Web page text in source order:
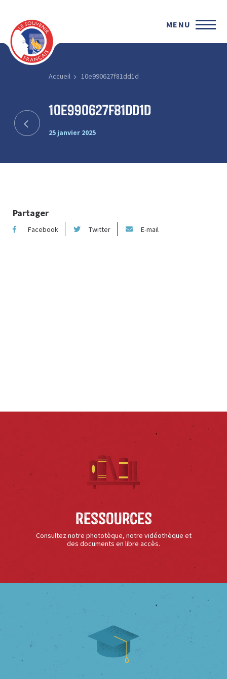
MENU
Accueil 10e990627f81dd1d
10e990627f81dd1d
25 janvier 2025
Partager
Facebook Twitter E-mail
Ressources
Consultez notre phototèque, notre vidéothèque et
des documents en libre accès.